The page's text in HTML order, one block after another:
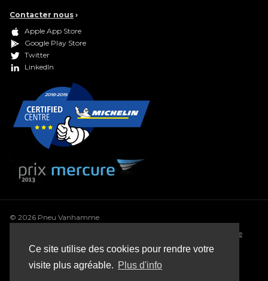
Ce site utilise des cookies pour rendre votre
visite plus agréable. Plus d'info
Contacter nous ›
Apple App Store
Google Play Store
Twitter
LinkedIn
© 2026 Pneu Vanhamme
Politique
de cookie
• Conditions générales de vente
Sitemap
Webdesign: Robarov